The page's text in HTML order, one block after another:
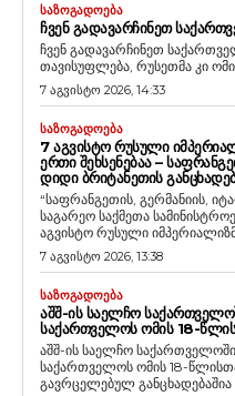
ᲡᲐᲖᲝᲒᲐᲓᲝᲔᲑᲐ
ᲩᲕᲔᲜ ᲒᲐᲓᲐᲕᲐᲠᲩᲘᲜᲔᲗ
ჩვენ გადავარჩინეთ
თავისუფლება, რუსეთმა კი
7 აგვისტო 2026, 14:33
ᲡᲐᲖᲝᲒᲐᲓᲝᲔᲑᲐ
7 ᲐᲒᲕᲘᲡᲢᲝ ᲠᲣᲡᲣᲚᲘ
ᲔᲠᲗᲘ ᲨᲔᲮᲡᲔᲜᲔᲑᲐᲐ –
ᲓᲘᲓᲘ ᲑᲠᲘᲢᲐᲜᲔᲗᲘᲡ
“საფრანგეთის, გერმანიის,
საგარეო საქმეთა
აგვისტო რუსული
7 აგვისტო 2026, 13:38
ᲡᲐᲖᲝᲒᲐᲓᲝᲔᲑᲐ
ᲐᲨᲨ-ᲘᲡ ᲡᲐᲔᲚᲩᲝ
ᲡᲐᲥᲐᲠᲗᲕᲔᲚᲝᲡ ᲝᲛᲘᲡ 18-
აშშ-ის საელჩო
საქართველოს ომის 18-წლისთავს
გავრცელებულ განცხადებაშია